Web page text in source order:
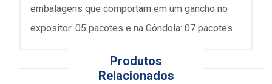
embalagens que comportam em um gancho no
expositor: 05 pacotes e na Gôndola: 07 pacotes
Produtos
Relacionados